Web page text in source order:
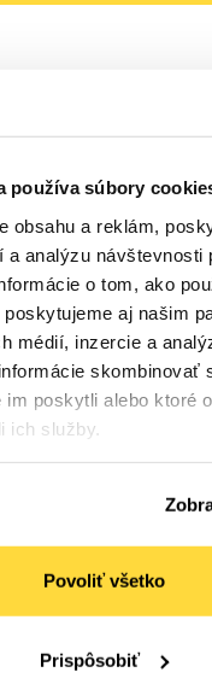
používa súbory
obsahu a reklám,
a analýzu návštevnosti
o tom, ako
aj našim
médií, inzercie a
skombinovať
im poskytli alebo ktoré
ich služby.
Povoliť všetko
Prispôsobiť
biele č.9 L, 12 ks
Do košíka